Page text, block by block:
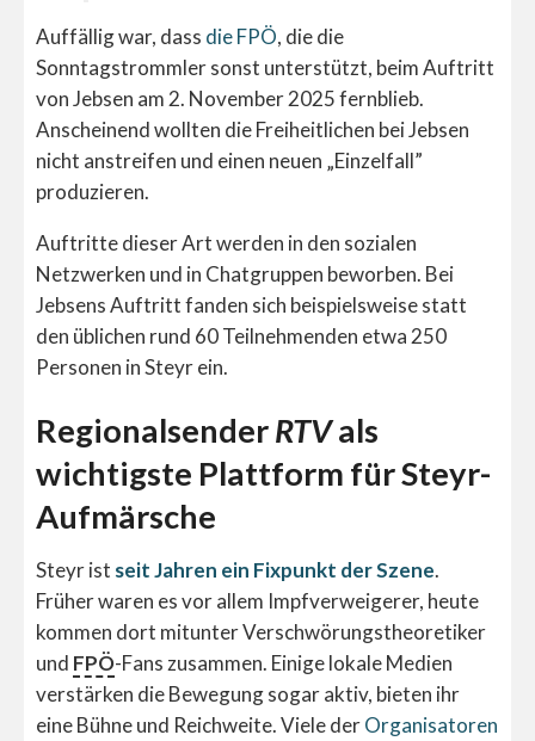
Auffällig war, dass die FPÖ, die die
Sonntagstrommler sonst unterstützt, beim Auftritt
von Jebsen am 2. November 2025 fernblieb.
Anscheinend wollten die Freiheitlichen bei Jebsen
nicht anstreifen und einen neuen „Einzelfall”
produzieren.
Auftritte dieser Art werden in den sozialen
Netzwerken und in Chatgruppen beworben. Bei
Jebsens Auftritt fanden sich beispielsweise statt
den üblichen rund 60 Teilnehmenden etwa 250
Personen in Steyr ein.
RegionalsenderRTVals
wichtigste Plattform für Steyr-
Aufmärsche
Steyr ist seit Jahren ein Fixpunkt der Szene.
Früher waren es vor allem Impfverweigerer, heute
kommen dort mitunter Verschwörungstheoretiker
und FPÖ-Fans zusammen. Einige lokale Medien
verstärken die Bewegung sogar aktiv, bieten ihr
eine Bühne und Reichweite.Viele derOrganisatoren